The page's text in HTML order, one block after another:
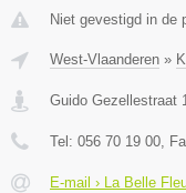
Niet gevestigd in de
West-Vlaanderen »
Guido Gezellestraat
Tel: 056 70 19 00,
E-mail › La Belle